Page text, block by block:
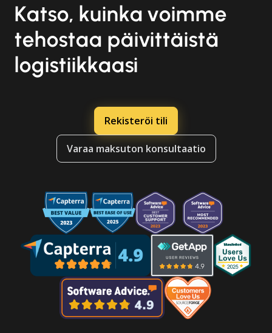
Katso, kuinka voimme
tehostaa päivittäistä
logistiikkaasi
Rekisteröi tili
Varaa maksuton konsultaatio